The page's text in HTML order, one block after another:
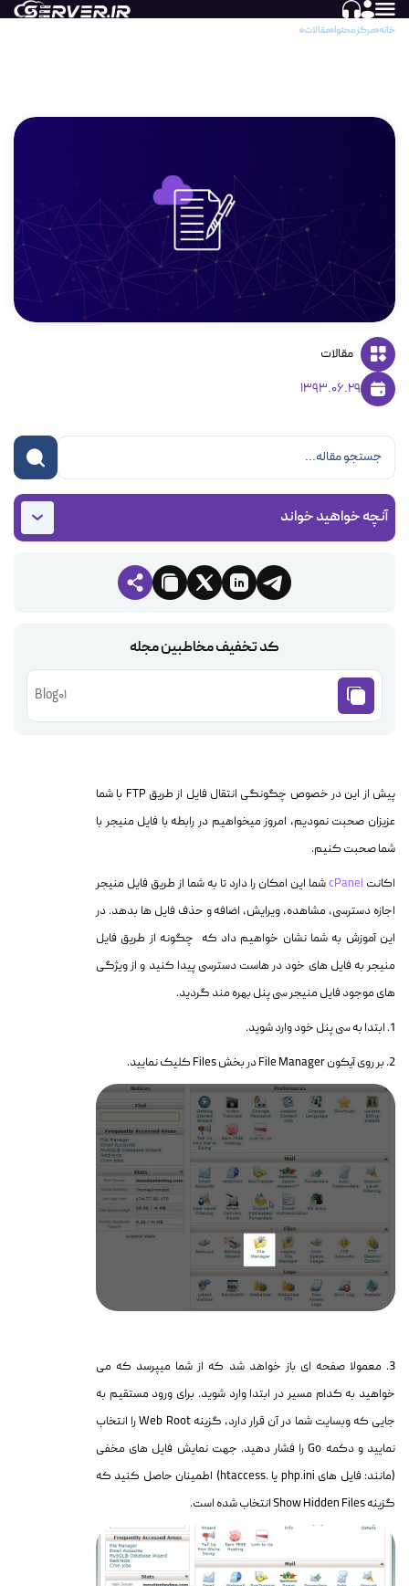
خانه مرکز محتوا مقالات
مقالات
1393.06.29
آنچه خواهید خواند
کد تخفیف مخاطبین مجله
Blog01
پیش از این در خصوص چگونگی انتقال فایل از طریق FTP
با شما
عزیزان صحبت نمودیم، امروز میخواهیم در رابطه با فایل منیجر با
شما صحبت کنیم.
اکانت cPanelشما این امکان را دارد تا به شما از طریق فایل منیجر
اجازه دسترسی، مشاهده، ویرایش، اضافه و حذف فایل ها بدهد. در
این آموزش به شما نشان خواهیم داد که چگونه از طریق فایل
منیجر به فایل های خود در هاست دسترسی پیدا کنید و از ویژگی
های موجود فایل منیجر سی پنل بهره مند گردید.
1. ابتدا به سی پنل خود وارد شوید.
2. بر روی آیکون File Manager در بخش Files کلیک نمایید.
3. معمولا صفحه ای باز خواهد شد که از شما میپرسد که می
خواهید به کدام مسیر در ابتدا وارد شوید. برای ورود مستقیم به
جایی که وبسایت شما در آن قرار دارد، گزینه Web Root را انتخاب
نمایید و دکمه Go را فشار دهید. جهت نمایش فایل های مخفی
(مانند: فایل های php.ini یا .htaccess) اطمینان حاصل کنید که
گزینه Show Hidden Files انتخاب شده است.